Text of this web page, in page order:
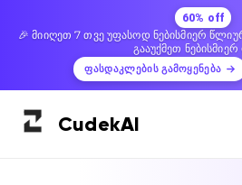
60% off
🎉 მიიღეთ 7 თვე უფასოდ ნებისმიერ
გააუქმეთ
ფასდაკლების გამოყენება
CudekAI